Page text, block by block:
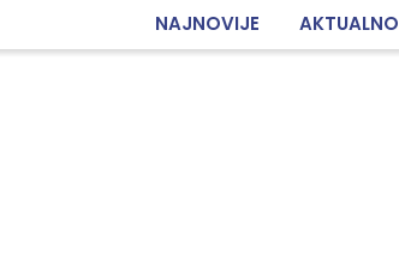
NAJNOVIJE AKTUALNO